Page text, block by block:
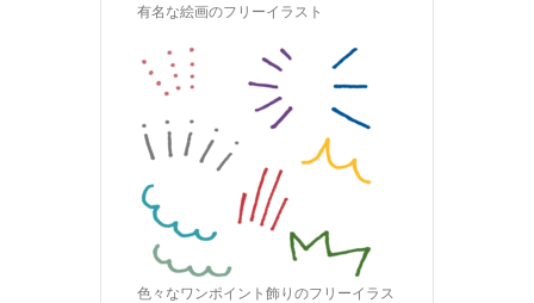
有名な絵画のフリーイラスト
色々なワンポイント飾りのフリーイラス